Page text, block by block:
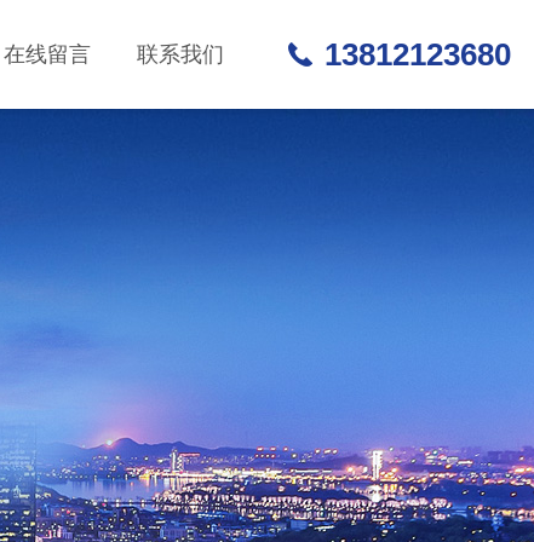
在线留言 联系我们 13812123680